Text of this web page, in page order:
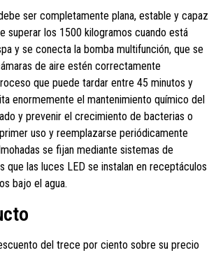
ser completamente plana, estable y capaz
superar los 1500 kilogramos cuando está
y se conecta la bomba multifunción, que se
de aire estén correctamente
que puede tardar entre 45 minutos y
enormemente el mantenimiento químico del
y prevenir el crecimiento de bacterias o
uso y reemplazarse periódicamente
se fijan mediante sistemas de
las luces LED se instalan en receptáculos
bajo el agua.
del trece por ciento sobre su precio